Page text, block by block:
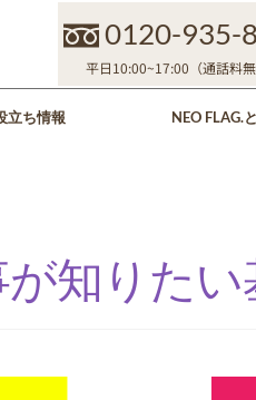
0120-935-
平日10:00~17:00（通話料無
立ち情報 NEO FLAG.
知りた